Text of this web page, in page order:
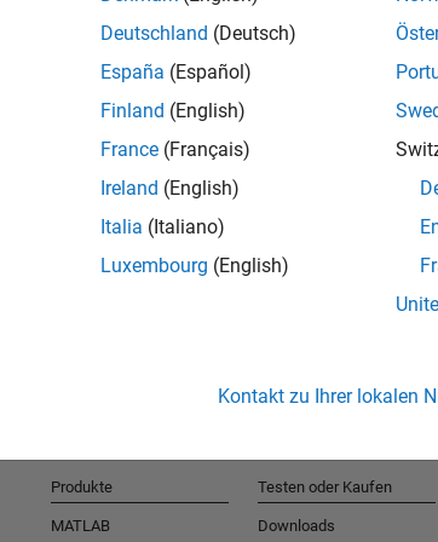
Deutschland (Deutsch)
España (Español)
Finland (English)
France (Français)
Ireland (English)
Italia (Italiano)
Luxembourg (English)
Kontakt zu Ihrer lokalen
Produkte
MATLAB
Testen oder Kaufen
Downloads